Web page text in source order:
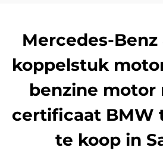
Mercedes-
koppelstuk
benzine motor
certificaat BMW
te koop in